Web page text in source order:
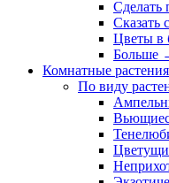
Сделать
Сказать
Цветы в
Больше
Комнатные растения
По виду